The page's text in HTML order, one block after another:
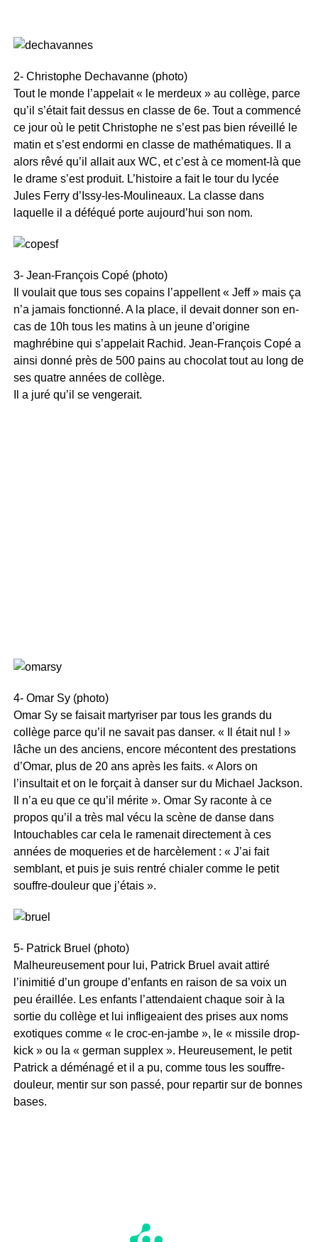
2- Christophe Dechavanne (photo)
Tout le monde l’appelait « le merdeux » au collège, parce
qu’il s’était fait dessus en classe de 6e. Tout a commencé
ce jour où le petit Christophe ne s’est pas bien réveillé le
matin et s’est endormi en classe de mathématiques. Il a
alors rêvé qu’il allait aux WC, et c’est à ce moment-là que
le drame s’est produit. L’histoire a fait le tour du lycée
Jules Ferry d’Issy-les-Moulineaux. La classe dans
laquelle il a déféqué porte aujourd’hui son nom.
3- Jean-François Copé (photo)
Il voulait que tous ses copains l’appellent « Jeff » mais ça
n’a jamais fonctionné. A la place, il devait donner son en-
cas de 10h tous les matins à un jeune d’origine
maghrébine qui s’appelait Rachid. Jean-François Copé a
ainsi donné près de 500 pains au chocolat tout au long de
ses quatre années de collège.
Il a juré qu’il se vengerait.
4- Omar Sy (photo)
Omar Sy se faisait martyriser par tous les grands du
collège parce qu’il ne savait pas danser. « Il était nul ! »
lâche un des anciens, encore mécontent des prestations
d’Omar, plus de 20 ans après les faits. « Alors on
l’insultait et on le forçait à danser sur du Michael Jackson.
Il n’a eu que ce qu’il mérite ». Omar Sy raconte à ce
propos qu’il a très mal vécu la scène de danse dans
Intouchables car cela le ramenait directement à ces
années de moqueries et de harcèlement : « J’ai fait
semblant, et puis je suis rentré chialer comme le petit
souffre-douleur que j’étais ».
5- Patrick Bruel (photo)
Malheureusement pour lui, Patrick Bruel avait attiré
l’inimitié d’un groupe d’enfants en raison de sa voix un
peu éraillée. Les enfants l’attendaient chaque soir à la
sortie du collège et lui infligeaient des prises aux noms
exotiques comme « le croc-en-jambe », le « missile drop-
kick » ou la « german supplex ». Heureusement, le petit
Patrick a déménagé et il a pu, comme tous les souffre-
douleur, mentir sur son passé, pour repartir sur de bonnes
bases.